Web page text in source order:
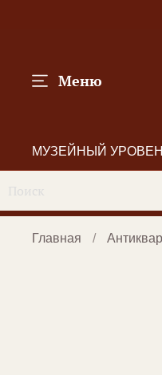
Меню
МУЗЕЙНЫЙ
Главная